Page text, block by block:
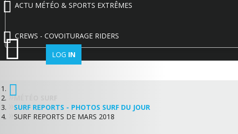
ACTU MÉTÉO & SPORTS EXTRÊMES
CREWS - COVOITURAGE RIDERS
LOG IN
MÉTÉO SURF
SURF REPORTS - PHOTOS SURF DU JOUR
SURF REPORTS DE MARS 2018